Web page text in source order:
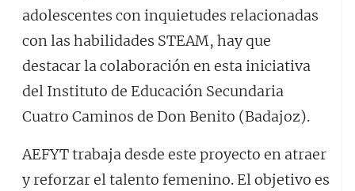
adolescentes con inquietudes relacionadas
con las habilidades STEAM, hay que
destacar la colaboración en esta iniciativa
del Instituto de Educación Secundaria
Cuatro Caminos de Don Benito (Badajoz).
AEFYT trabaja desde este proyecto en atraer
y reforzar el talento femenino. El objetivo es